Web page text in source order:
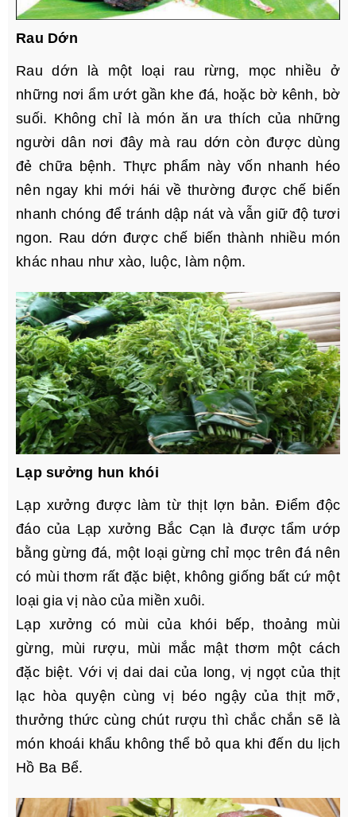
Rau Dớn
Rau dớn là một loại rau rừng, mọc nhiều ở
những nơi ẩm ướt gần khe đá, hoặc bờ kênh, bờ
suối. Không chỉ là món ăn ưa thích của những
người dân nơi đây mà rau dớn còn được dùng
đẻ chữa bệnh. Thực phẩm này vốn nhanh héo
nên ngay khi mới hái về thường được chế biến
nhanh chóng để tránh dập nát và vẫn giữ độ tươi
ngon. Rau dớn được chế biến thành nhiều món
khác nhau như xào, luộc, làm nộm.
Lạp sưởng hun khói
Lạp xưởng được làm từ thịt lợn bản. Điểm độc
đáo của Lạp xưởng Bắc Cạn là được tẩm ướp
bằng gừng đá, một loại gừng chỉ mọc trên đá nên
có mùi thơm rất đặc biệt, không giống bất cứ một
loại gia vị nào của miền xuôi.
Lạp xưởng có mùi của khói bếp, thoảng mùi
gừng, mùi rượu, mùi mắc mật thơm một cách
đặc biệt. Với vị dai dai của long, vị ngọt của thịt
lạc hòa quyện cùng vị béo ngậy của thịt mỡ,
thưởng thức cùng chút rượu thì chắc chắn sẽ là
món khoái khẩu không thể bỏ qua khi đến du lịch
Hồ Ba Bể.